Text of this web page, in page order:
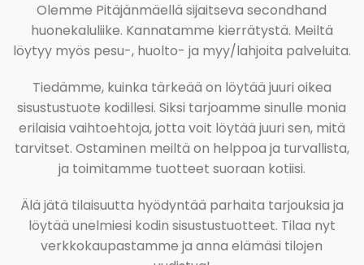
Olemme Pitäjänmäellä sijaitseva secondhand
huonekaluliike. Kannatamme kierrätystä. Meiltä
löytyy myös pesu-, huolto- ja myy/lahjoita palveluita.
Tiedämme, kuinka tärkeää on löytää juuri oikea
sisustustuote kodillesi. Siksi tarjoamme sinulle monia
erilaisia vaihtoehtoja, jotta voit löytää juuri sen, mitä
tarvitset. Ostaminen meiltä on helppoa ja turvallista,
ja toimitamme tuotteet suoraan kotiisi.
Älä jätä tilaisuutta hyödyntää parhaita tarjouksia ja
löytää unelmiesi kodin sisustustuotteet. Tilaa nyt
verkkokaupastamme ja anna elämäsi tilojen